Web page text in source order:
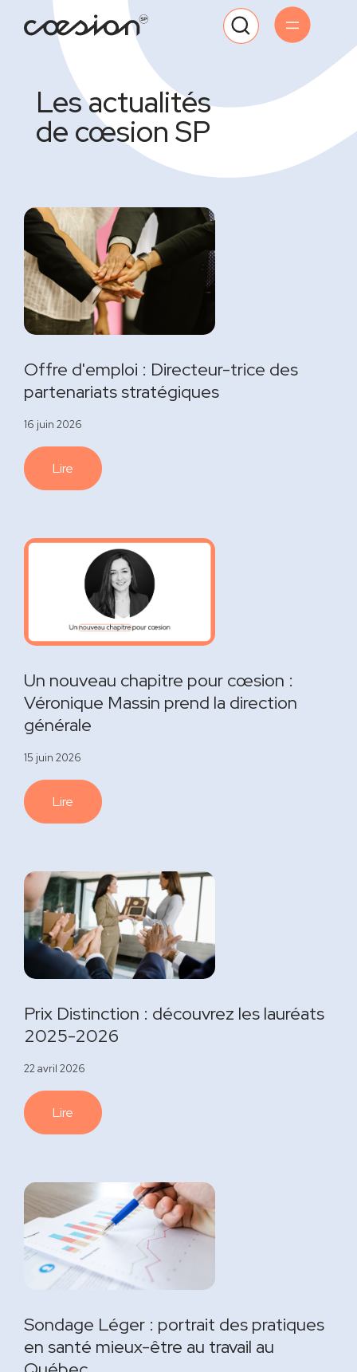
Les actualités
de cœsion SP
Offre d'emploi : Directeur-trice des
partenariats stratégiques
16 juin 2026
Lire
Un nouveau chapitre pour cœsion :
Véronique Massin prend la direction
générale
15 juin 2026
Lire
Prix Distinction : découvrez les lauréats
2025-2026
22 avril 2026
Lire
Sondage Léger : portrait des pratiques
en santé mieux-être au travail au